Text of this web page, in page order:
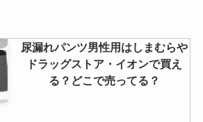
ペパリッジファームはどこで売っ
てる？コストコやカルディで買え
尿漏れパンツ男性用はしまむらや
ドラッグストア・イオンで買え
る？どこで売ってる？